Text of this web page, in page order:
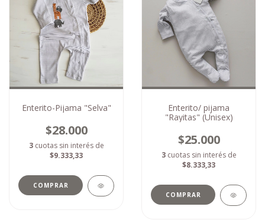
Enterito-Pijama "Selva"
$28.000
3 cuotas sin interés de
$9.333,33
COMPRAR
Enterito/ pijama
"Rayitas" (Unisex)
$25.000
3 cuotas sin interés de
$8.333,33
COMPRAR